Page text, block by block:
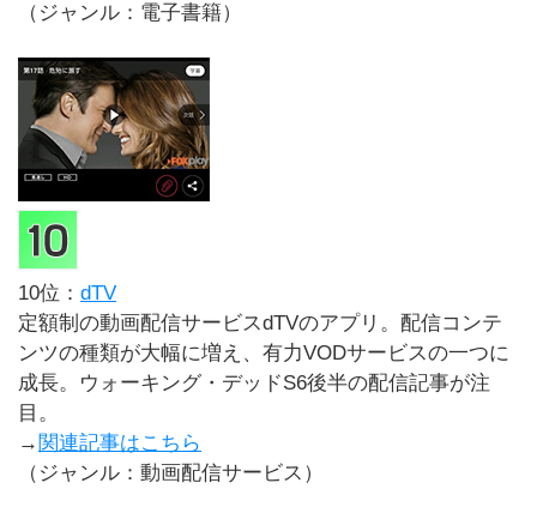
（ジャンル：電子書籍）
10位： dTV
定額制の動画配信サービスdTVのアプリ。配信コンテ
ンツの種類が大幅に増え、有力VODサービスの一つに
成長。ウォーキング・デッドS6後半の配信記事が注
目。
→ 関連記事はこちら
（ジャンル：動画配信サービス）